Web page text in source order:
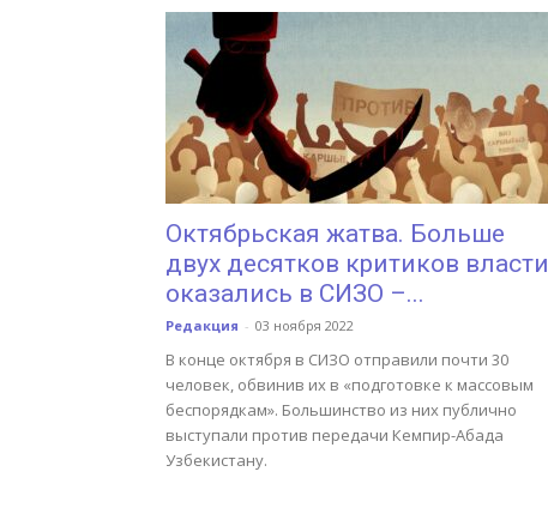
Новости
Кыргызстана
Октябрьская жатва. Больше
двух десятков критиков власти
оказались в СИЗО –...
Редакция - 03 ноября 2022
В конце октября в СИЗО отправили почти 30
человек, обвинив их в «подготовке к массовым
беспорядкам». Большинство из них публично
выступали против передачи Кемпир-Абада
Узбекистану.